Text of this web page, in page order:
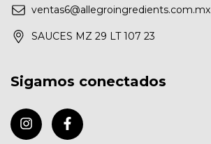
ventas6@allegroingredients.com.mx
SAUCES MZ 29 LT 107 23
Sigamos conectados